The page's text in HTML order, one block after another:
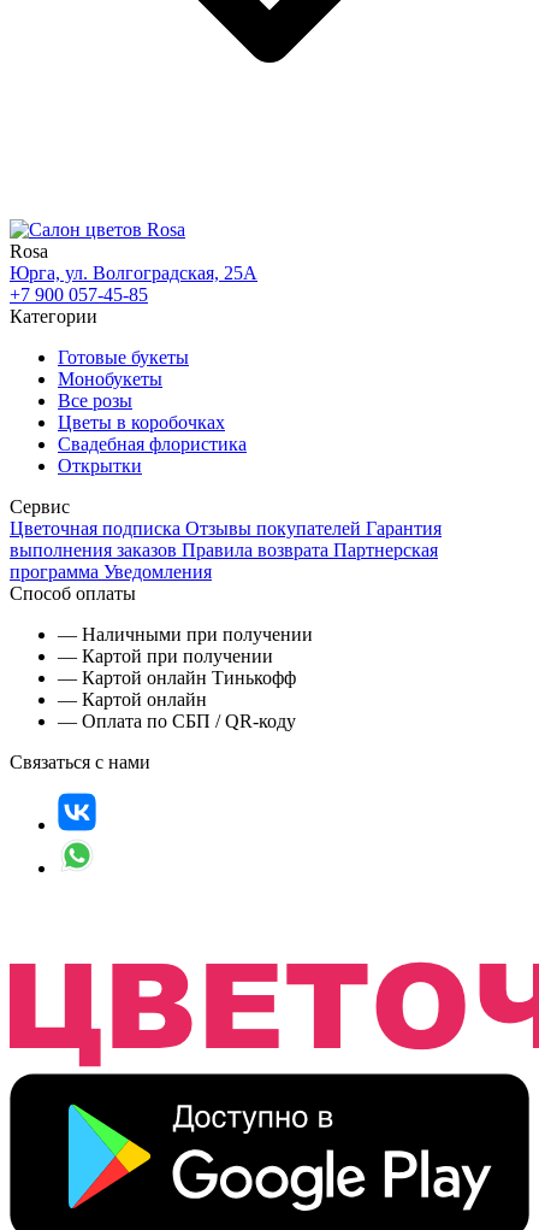
Rosa
Юрга, ул. Волгоградская, 25А
+7 900 057-45-85
Категории
Готовые букеты
Монобукеты
Все розы
Цветы в коробочках
Свадебная флористика
Открытки
Сервис
Цветочная подписка Отзывы покупателей Гарантия
выполнения заказов Правила возврата Партнерская
программа Уведомления
Способ оплаты
— Наличными при получении
— Картой при получении
— Картой онлайн Тинькофф
— Картой онлайн
— Оплата по СБП / QR-коду
Связаться с нами